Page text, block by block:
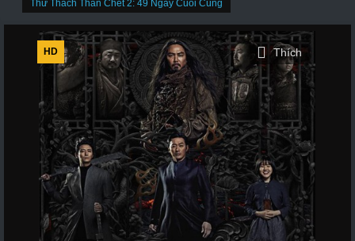
Thử Thách Thần Chết 2: 49 Ngày Cuối Cùng
HD